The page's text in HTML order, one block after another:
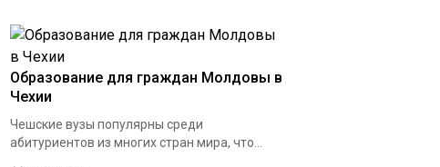
Образование для граждан Молдовы в
Чехии
Чешские вузы популярны среди
абитуриентов из многих стран мира, что...